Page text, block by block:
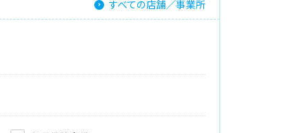
すべての店舗／事業所